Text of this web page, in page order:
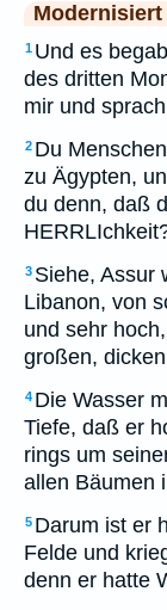
Modernisiert
1 Und es
des dritten
mir und
2 Du
zu Ägypten,
du denn, daß
3 Siehe, Assur
Libanon, von
und sehr
großen,
4 Die Wasser
Tiefe, daß er
rings um
allen Bäumen
5 Darum ist er
Felde und
denn er hatte